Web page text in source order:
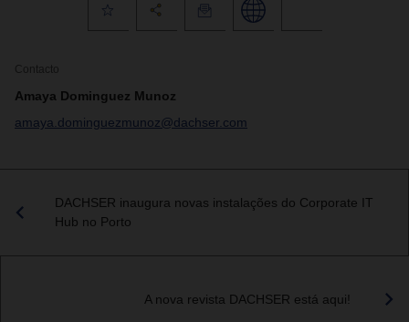
Contacto
Amaya Dominguez Munoz
amaya.dominguezmunoz@dachser.com
DACHSER inaugura novas instalações do Corporate IT
Hub no Porto
A nova revista DACHSER está aqui!